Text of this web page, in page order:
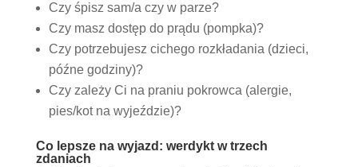
Czy śpisz sam/a czy w parze?
Czy masz dostęp do prądu (pompka)?
Czy potrzebujesz cichego rozkładania (dzieci,
późne godziny)?
Czy zależy Ci na praniu pokrowca (alergie,
pies/kot na wyjeździe)?
Co lepsze na wyjazd: werdykt w trzech
zdaniach